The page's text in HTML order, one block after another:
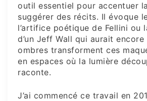
outil essentiel pour accentuer
suggérer des récits. Il évoque
l’artifice poétique de Fellini ou
d’un Jeff Wall qui aurait encore
ombres transforment ces
en espaces où la lumière
raconte.
J’ai commencé ce travail en